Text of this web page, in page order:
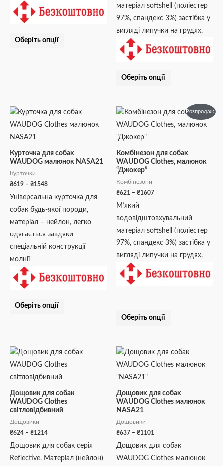
Оберіть опції
товару
матеріал softshell (поліестер
97%, cпандекс 3%) застібка у
вигляді липучки на грудях.
Оберіть опції
Курточка для собак
WAUDOG малюнок NASA21
Курточки
₴619 – ₴1548
Діапазон
цін:
від
₴1548
Універсальна курточка для
собак будь-якої породи,
матеріал – нейлон, легко
одягається завдяки
спеціальній конструкції
молнії
Оберіть опції
Цей
товар
кілька
варіантів.
вибрати
на
сторінці
товару
Розпродаж!
Комбінезон для собак
WAUDOG Clothes, малюнок
“Джокер”
Комбінезони
₴621 – ₴1607
Діапазон
цін:
від
М’який
водовідштовхувальний
матеріал softshell (поліестер
97%, cпандекс 3%) застібка у
вигляді липучки на грудях.
Оберіть опції
Цей
товар
кілька
варіантів.
Дощовик для собак
WAUDOG Clothes
світловідбивний
Дощовики
₴624 – ₴1214
Діапазон
цін:
від
₴624
₴1214
Дощовик для собак серія
Reflective. Матеріал (нейлон)
Цей
товар
кілька
варіантів.
Дощовик для собак
WAUDOG Clothes малюнок
NASA21
Дощовики
₴637 – ₴1101
Діапазон
цін:
від
₴1101
Дощовик для собак
WAUDOG Clothes малюнок
Цей
товар
кілька
варіантів.